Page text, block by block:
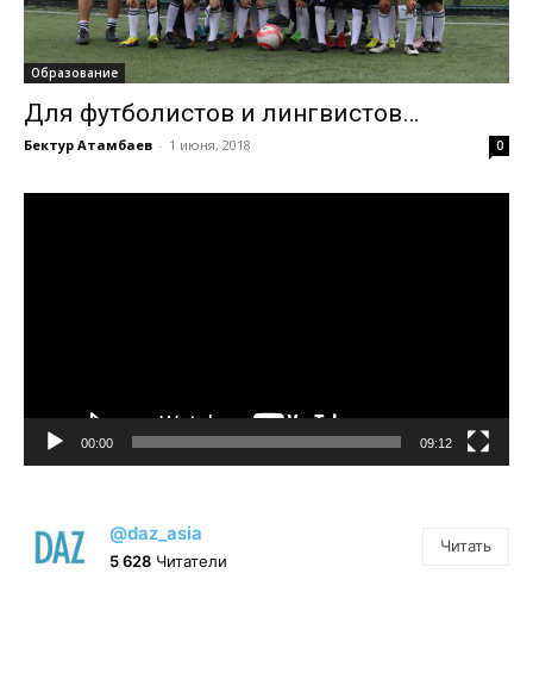
Образование
Для футболистов и лингвистов…
Бектур Атамбаев - 1 июня, 2018 0
00:00 09:12
@daz_asia
5 628 Читатели
Читать